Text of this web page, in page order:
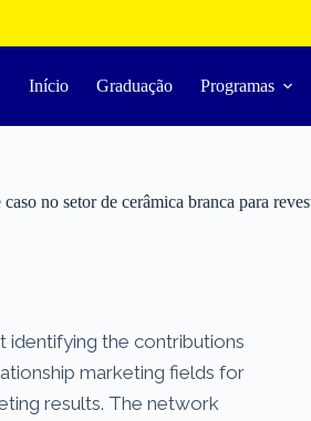
Início Graduação Programas
no setor de cerâmica branca para
identifying the contributions
marketing fields for
results. The network